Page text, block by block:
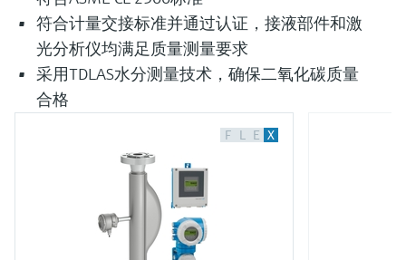
符合计量交接标准并通过认证，接液部件和激
光分析仪均满足质量测量要求
采用TDLAS水分测量技术，确保二氧化碳质量
合格
F L E X